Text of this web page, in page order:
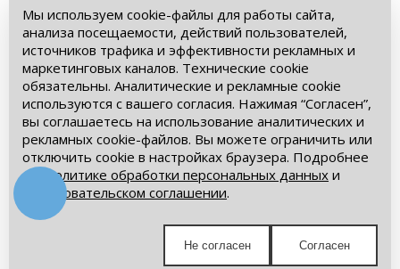
Санкт-Петербург Саранск Саратов Смоленск Сочи Ставрополь Стерлитамак
Сургут Таганрог Тамбов Тверь Томск Тула Тюмень Улан-Удэ Ульяновск Уфа
Хабаровск Чебоксары Челябинск Череповец Чита Ярославль
2026 © Компания «Буровые Машины». Все права
защищены. Обращаем Ваше внимание на то, что данный
интернет-сайт носит исключительно информационный
характер и ни при каких условиях информационные
материалы и цены, размещенные на сайте, не является
публичной офертой, определяемой положениями Статьи
437 Гражданского кодекса РФ.
Политика обработки персональных данных
Пользовательское соглашение
Мы в социальных сетях:
Получите выгодное предложение!
Мы используем cookie-файлы для работы сайта,
анализа посещаемости, действий пользователей,
источников трафика и эффективности рекламных и
маркетинговых каналов. Технические cookie
обязательны. Аналитические и рекламные cookie
используются с вашего согласия. Нажимая “Согласен”,
вы соглашаетесь на использование аналитических и
рекламных cookie-файлов. Вы можете ограничить или
отключить cookie в настройках браузера. Подробнее
– в
Политике обработки персональных данных и
Пользовательском соглашении.
Согласен
Не согласен